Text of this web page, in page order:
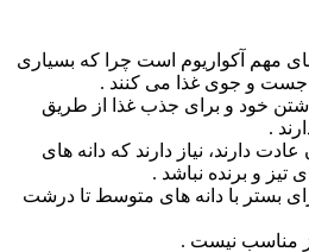
مهم آکواریوم است چرا که بسیاری
جست و جوی غذا می کنند .
خود و برای جذب غذا از طریق
.
دارند، نیاز دارند که دانه های
تیز و برنده نباشد .
بستر با دانه های متوسط تا درشت
مناسب نیست .